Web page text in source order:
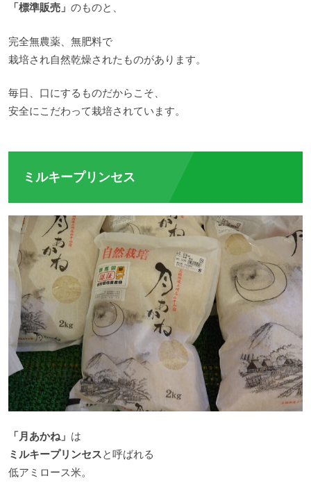
「標準販売」 のものと、
完全無農薬、無肥料で
栽培され自然乾燥されたものがあります。
毎日、口にするものだからこそ、
安全にこだわって栽培されています。
ミルキープリンセス
「月あかね」 は
ミルキープリンセスと呼ばれる
低アミロース米。